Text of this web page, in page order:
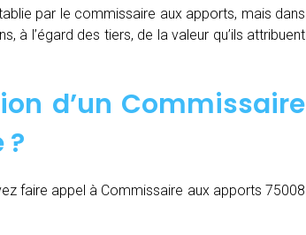
par le commissaire aux apports, mais dans
à l’égard des tiers, de la valeur qu’ils attribuent
d’un Commissaire
?
faire appel à Commissaire aux apports 75008